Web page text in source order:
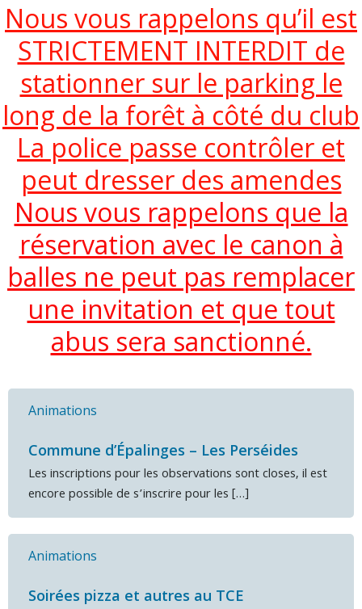
Nous vous rappelons qu’il est
STRICTEMENT INTERDIT de
stationner sur le parking le
long de la forêt à côté du club
La police passe contrôler et
peut dresser des amendes
Nous vous rappelons que la
réservation avec le canon à
balles ne peut pas remplacer
une invitation et que tout
abus sera sanctionné.
Animations
Commune d’Épalinges – Les Perséides
Les inscriptions pour les observations sont closes, il est
encore possible de s’inscrire pour les […]
Animations
Soirées pizza et autres au TCE